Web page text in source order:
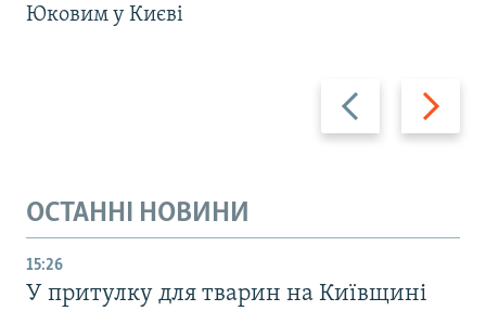
Назад Вперед
Юковим у Києві
ОСТАННІ НОВИНИ
15:26
У притулку для тварин на Київщині